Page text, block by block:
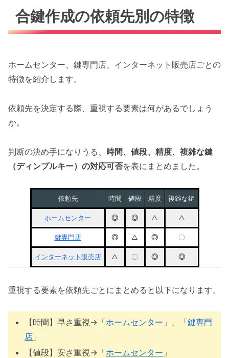
合鍵作成の依頼先別の特徴
ホームセンター、鍵専門店、インターネット販売店ごとの
特徴を紹介します。
依頼先を決定する際、重視する要素は何があるでしょう
か。
判断の決め手になりうる、 時間、値段、精度、複雑な鍵
（ディンプルキー）の対応可否を表にまとめました。
依頼先 時間 値段 精度 複雑な鍵
ホームセンター ◎ ◎ △ △
鍵専門店 ◎ △ ◎ 〇
インターネット販売店 △ 〇 ◎ ◎
重視する要素を依頼先ごとにまとめると以下になります。
【時間】早さ重視→「ホームセンター 」、「鍵専門
店 」
【値段】安さ重視→「ホームセンター 」